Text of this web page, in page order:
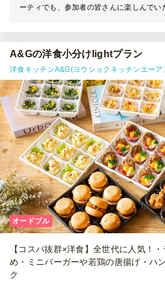
ーティでも、参加者の皆さんに楽しんで
間にしば漬けが入っていました。参加者の
ようで、当日はあまり召し上がる方がい
とブロッコリーのマリネは、少し味付けが
緒であればちょうど良いのかもしれませ
いたため、そのままいただくにはやや塩味
ス】 指定時間より少し早めに届けてくだ
時間に余裕ができ、とても助かりました
ては少し気になった点がありました。今回
在し、Googleマップなどでも問題なく表
後のメールで「住所が不明瞭」との連絡
者さんのナビでは表示されなかったよう
いました。 また、注文最低金額が25,000
の料理は足りていても、最低金額に合わ
して調整する必要があり、その点は少し
内で利用した際にはもう少し低い最低注
配送エリアによる違いなのだと思います
額設定になると、さらに注文しやすくなる
のを気軽に選べるのがとても良かったで
彩りが良く、見た目も華やかになり、ホ
A&Gの洋食小分けlightプラン
洋食キッチンA&G(ヨウショクキッチンエーア
オードブル
【コスパ抜群×洋食】全世代に人気！
め・ミニバーガーや若鶏の唐揚げ・ハ
ク